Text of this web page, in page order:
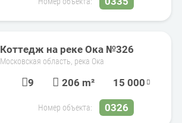
Коттедж на реке Ока №326
Московская область, река Ока
9 206 m² 15 000
Номер объекта: 0326